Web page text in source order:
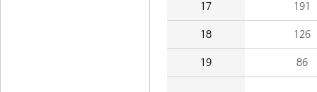
17 191
18 126
19 86